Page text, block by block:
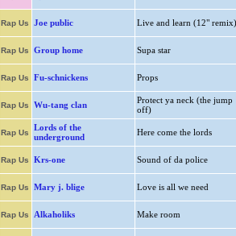
Rap Us Joe public Live and learn (12" remix)
Rap Us Group home Supa star
Rap Us Fu-schnickens Props
Rap Us Wu-tang clan
Protect ya neck (the jump
off)
Rap Us
Lords of the
underground
Here come the lords
Rap Us Krs-one Sound of da police
Rap Us Mary j. blige Love is all we need
Rap Us Alkaholiks Make room